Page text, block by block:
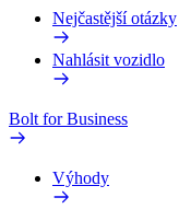
Nejčastější otázky
Nahlásit vozidlo
Bolt for Business
Výhody